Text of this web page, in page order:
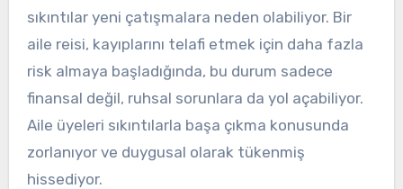
sıkıntılar yeni çatışmalara neden olabiliyor. Bir
aile reisi, kayıplarını telafi etmek için daha fazla
risk almaya başladığında, bu durum sadece
finansal değil, ruhsal sorunlara da yol açabiliyor.
Aile üyeleri sıkıntılarla başa çıkma konusunda
zorlanıyor ve duygusal olarak tükenmiş
hissediyor.